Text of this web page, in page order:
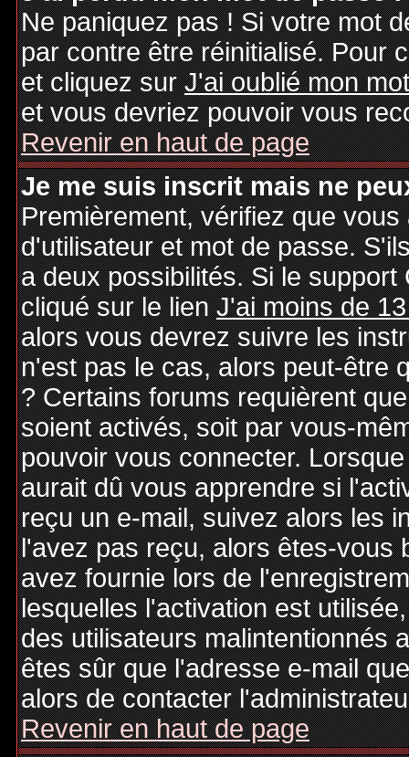
Ne paniquez pas ! Si votre mot
par contre être réinitialisé. Pour
et cliquez surJ'ai oublié mon
et vous devriez pouvoir vous
Revenir en haut de page
Je me suis inscrit mais ne
Premièrement, vérifiez que
d'utilisateur et mot de passe.
a deux possibilités. Si le
cliqué sur le lienJ'ai moins de
alors vous devrez suivre les
n'est pas le cas, alors peut-être
? Certains forums requièrent
soient activés, soit par vous-
pouvoir vous connecter.
aurait dû vous apprendre si
reçu un e-mail, suivez alors les
l'avez pas reçu, alors êtes-vous
avez fournie lors de
lesquelles l'activation est
des utilisateurs malintentionnés
êtes sûr que l'adresse e-mail
alors de contacter
Revenir en haut de page